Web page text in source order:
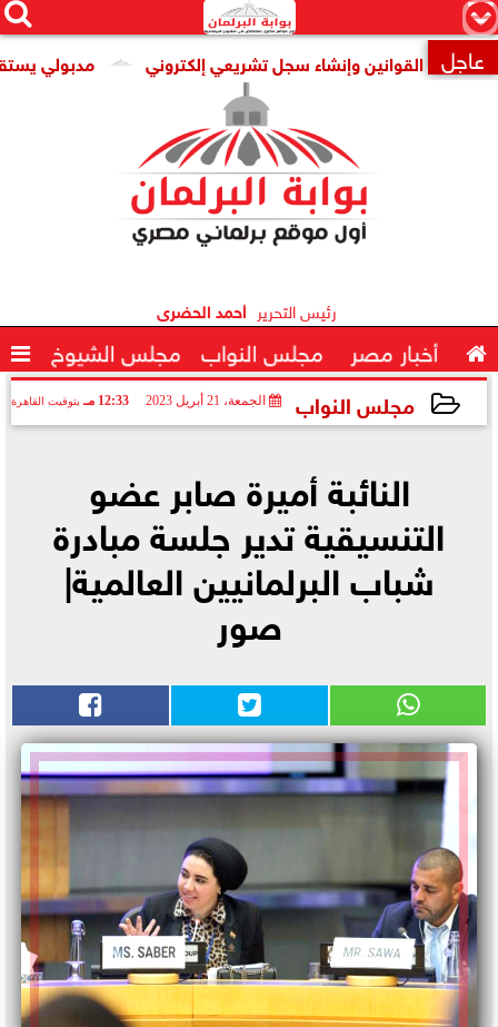
×


 عاجل مدبولي يستقبل وإنشاء سجل تشريعي إلكتروني
رئيس التحرير أحمد الحضرى
 أخبار مصر مجلس النواب مجلس الشيوخ 
مجلس النواب الجمعة، 21 أبريل 2023 12:33 مـ بتوقيت القاهرة
النائبة أميرة صابر عضو
التنسيقية تدير جلسة مبادرة
شباب البرلمانيين العالمية|
صور